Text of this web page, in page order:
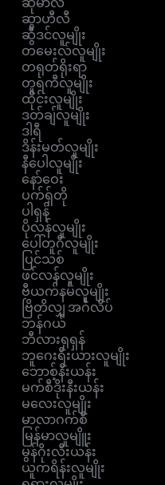
ဆွာဟီလီ
ဆွီဒင်လူမျိုး
တမေးလ်လူမျိုး
တရုတ်ရိုးရာ
တူရကီလူမျိုး
ထိုင်းလူမျိုး
ဒတ်ချ်လူမျိုး
ဒါရီ
ဒိန်းမတ်လူမျိုး
နီပေါလူမျိုး
နော်ဝေး
ပက်ရှ်တို
ပါရှန်
ပိုလန်လူမျိုး
ပေါ်တူဂီလူမျိုး
ပြင်သစ်
ဖင်လန်လူမျိုး
ဗီယက်နမ်လူမျိုး
ဗြိတိလျှ အင်္ဂလိပ်
ဘန်ဂယ်
ဘီလားရုရှန်
ဘူဂေးရီးယားလူမျိုး
ဘောစ့်နီးယန်း
မက်စီဒိုးနီးယန်း
မလေးလူမျိုး
မာလာဂက်စီ
မြန်မာလူမျိူး
မွန်ဂိုးလီးယန်း
ယူကရိန်းလူမျိုး